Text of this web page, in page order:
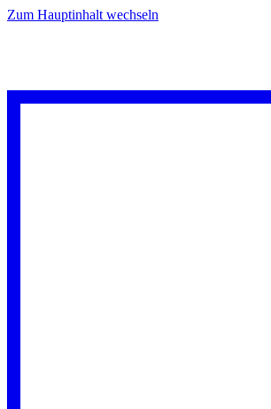
Zum Hauptinhalt wechseln